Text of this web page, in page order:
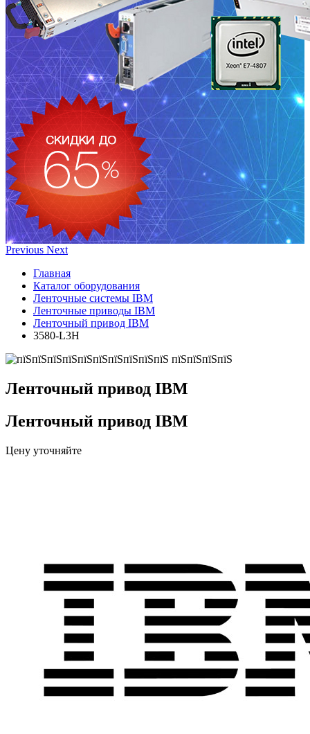
Previous Next
Главная
Каталог оборудования
Ленточные системы IBM
Ленточные приводы IBM
Ленточный привод IBM
3580-L3H
Ленточный привод IBM
Ленточный привод IBM
Цену уточняйте